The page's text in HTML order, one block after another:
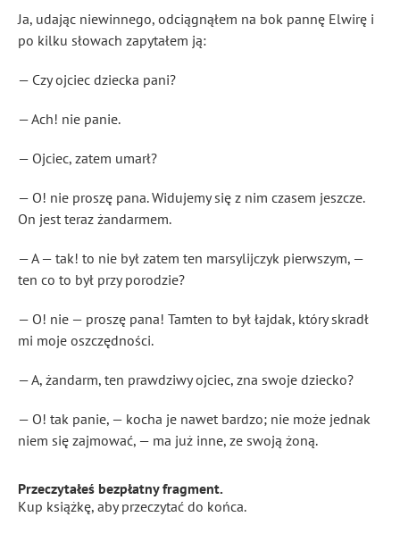
Ja, udając niewinnego, odciągnąłem na bok pannę Elwirę i
po kilku słowach zapytałem ją:
— Czy ojciec dziecka pani?
— Ach! nie panie.
— Ojciec, zatem umarł?
— O! nie proszę pana. Widujemy się z nim czasem jeszcze.
On jest teraz żandarmem.
— A — tak! to nie był zatem ten marsylijczyk pierwszym, —
ten co to był przy porodzie?
— O! nie — proszę pana! Tamten to był łajdak, który skradł
mi moje oszczędności.
— A, żandarm, ten prawdziwy ojciec, zna swoje dziecko?
— O! tak panie, — kocha je nawet bardzo; nie może jednak
niem się zajmować, — ma już inne, ze swoją żoną.
Przeczytałeś bezpłatny fragment.
Kup książkę, aby przeczytać do końca.